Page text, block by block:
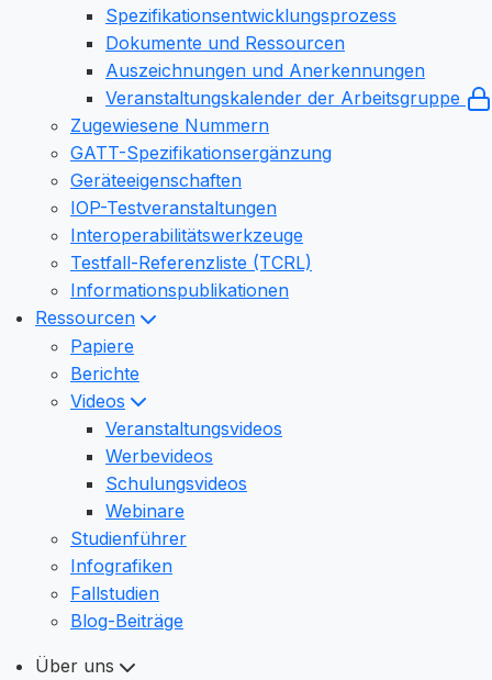
Spezifikationsentwicklungsprozess
Dokumente und Ressourcen
Auszeichnungen und Anerkennungen
Veranstaltungskalender der Arbeitsgruppe
Zugewiesene Nummern
GATT-Spezifikationsergänzung
Geräteeigenschaften
IOP-Testveranstaltungen
Interoperabilitätswerkzeuge
Testfall-Referenzliste (TCRL)
Informationspublikationen
Ressourcen
Papiere
Berichte
Videos
Veranstaltungsvideos
Werbevideos
Schulungsvideos
Webinare
Studienführer
Infografiken
Fallstudien
Blog-Beiträge
Über uns